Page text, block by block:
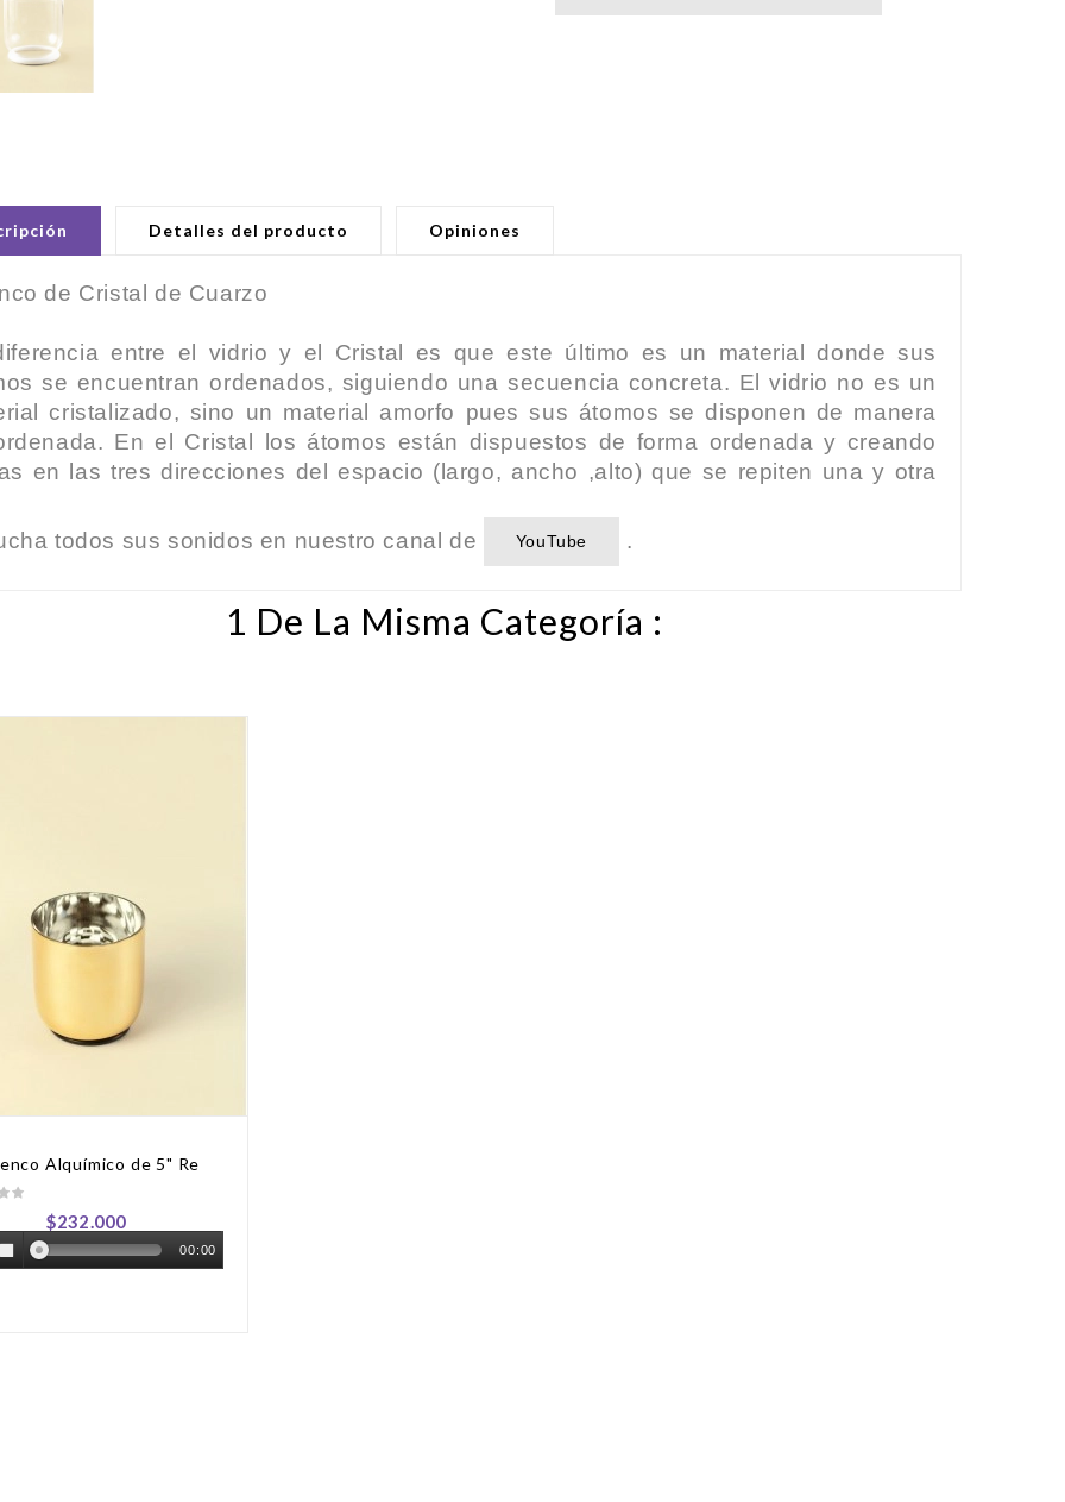
Detalles del producto Opiniones
de Cristal de Cuarzo
entre el vidrio y el Cristal es que este último es un material donde sus
se encuentran ordenados, siguiendo una secuencia concreta. El vidrio no es un
cristalizado, sino un material amorfo pues sus átomos se disponen de manera
En el Cristal los átomos están dispuestos de forma ordenada y creando
en las tres direcciones del espacio (largo, ancho ,alto) que se repiten una y otra
todos sus sonidos en nuestro canal de YouTube .
1 De La Misma Categoría :
Alquímico de 5" Re
Precio
$232.000
00:00